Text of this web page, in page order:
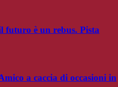
futuro è un rebus. Pista
a caccia di occasioni in